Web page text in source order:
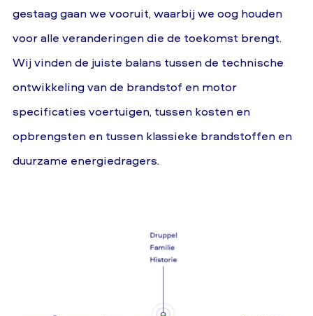
gestaag gaan we vooruit, waarbij we oog houden
voor alle veranderingen die de toekomst brengt.
Wij vinden de juiste balans tussen de technische
ontwikkeling van de brandstof en motor
specificaties voertuigen, tussen kosten en
opbrengsten en tussen klassieke brandstoffen en
duurzame energiedragers.